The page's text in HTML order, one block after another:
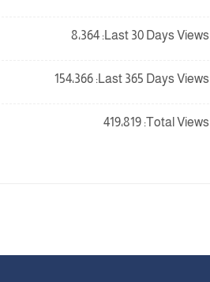
Last 30 Days Views: 8٬364
Last 365 Days Views: 154٬366
Total Views: 419٬819